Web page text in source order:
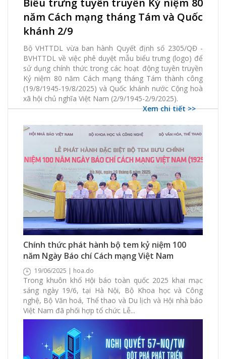
2203 Xem
0 thích 0 Bình luận
năm Cách mạng tháng Tám và Quốc
khánh 2/9
Bộ VHTTDL vừa ban hành Quyết định số 2305/QĐ -
BVHTTDL về việc phê duyệt mẫu biểu trưng (logo) để
sử dụng chính thức trong các hoạt động tuyên truyền
Kỷ niệm 80 năm Cách mạng tháng Tám thành công
(19/8/1945-19/8/2025) và Quốc khánh nước Cộng hoà
xã hội chủ nghĩa Việt Nam (2/9/1945-2/9/2025).
Xem chi tiết >>
0 Bình luận
Chính thức phát hành bộ tem kỷ niệm 100
năm Ngày Báo chí Cách mạng Việt Nam
19/06/2025 | hoa.do
Trong khuôn khổ Hội báo toàn quốc 2025 khai mạc
sáng ngày 19/6, tại Hà Nội, Bộ Khoa học và Công
nghệ, Bộ Văn hoá, Thể thao và Du lịch và Hội nhà báo
Việt Nam đã phối hợp tổ chức Lễ...